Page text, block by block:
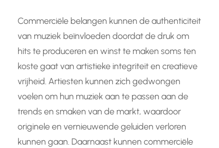
Commerciële belangen kunnen de authenticiteit
van muziek beïnvloeden doordat de druk om
hits te produceren en winst te maken soms ten
koste gaat van artistieke integriteit en creatieve
vrijheid. Artiesten kunnen zich gedwongen
voelen om hun muziek aan te passen aan de
trends en smaken van de markt, waardoor
originele en vernieuwende geluiden verloren
kunnen gaan. Daarnaast kunnen commerciële